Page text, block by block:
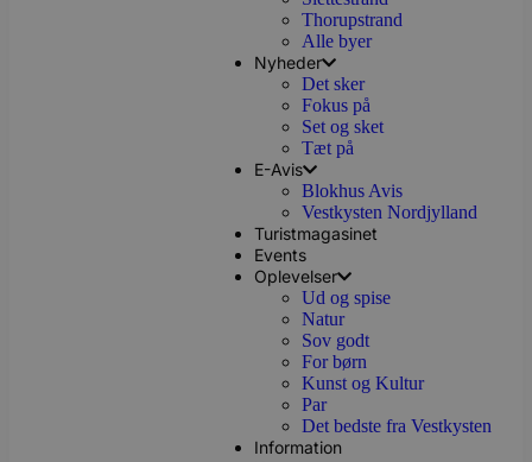
Thorupstrand
Alle byer
Nyheder
Det sker
Fokus på
Set og sket
Tæt på
E-Avis
Blokhus Avis
Vestkysten Nordjylland
Turistmagasinet
Events
Oplevelser
Ud og spise
Natur
Sov godt
For børn
Kunst og Kultur
Par
Det bedste fra Vestkysten
Information